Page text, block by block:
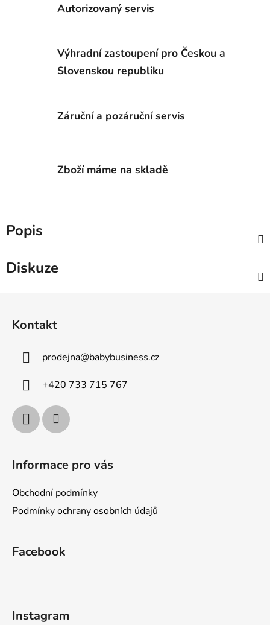
Autorizovaný servis
Výhradní zastoupení pro Českou a
Slovenskou republiku
Záruční a pozáruční servis
Zboží máme na skladě
Popis
Diskuze
Kontakt
prodejna@babybusiness.cz
+420 733 715 767
Informace pro vás
Obchodní podmínky
Podmínky ochrany osobních údajů
Facebook
Instagram